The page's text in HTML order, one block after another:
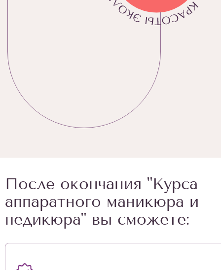
После окончания "Курса
аппаратного маникюра и
педикюра" вы сможете: